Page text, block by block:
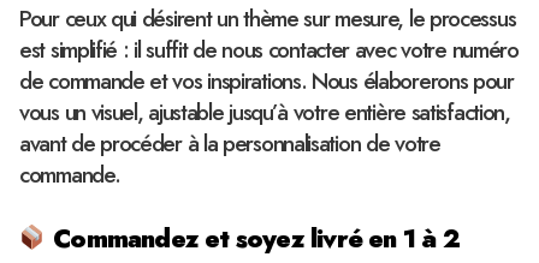
Pour ceux qui désirent un thème sur mesure, le processus
est simplifié : il suffit de nous contacter avec votre numéro
de commande et vos inspirations. Nous élaborerons pour
vous un visuel, ajustable jusqu’à votre entière satisfaction,
avant de procéder à la personnalisation de votre
commande.
Commandez et soyez livré en 1 à 2